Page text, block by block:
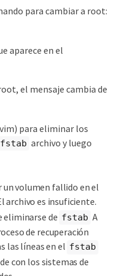
para cambiar a root:
aparece en el
el mensaje cambia de
para eliminar los
archivo y luego
volumen fallido en el
archivo es insuficiente.
eliminarse de fstab A
de recuperación
las líneas en el fstab
con los sistemas de